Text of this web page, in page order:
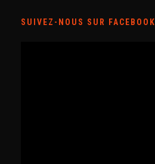
SUIVEZ-NOUS SUR FACEBOOK